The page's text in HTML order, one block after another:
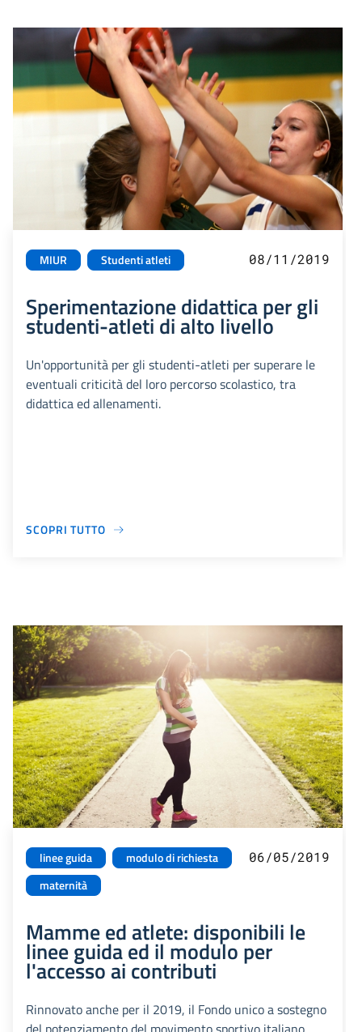
MIUR Studenti atleti 08/11/2019
Sperimentazione didattica per gli
studenti-atleti di alto livello
Un'opportunità per gli studenti-atleti per superare le
eventuali criticità del loro percorso scolastico, tra
didattica ed allenamenti.
SCOPRI TUTTO
linee guida
modulo di richiesta
maternità
06/05/2019
Mamme ed atlete: disponibili le
linee guida ed il modulo per
l'accesso ai contributi
Rinnovato anche per il 2019, il Fondo unico a sostegno